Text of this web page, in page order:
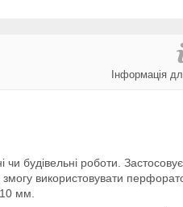
Інформація
будівельні роботи.
використовувати
мм.